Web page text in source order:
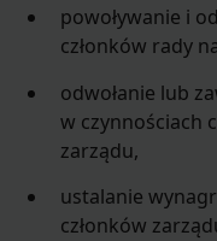
powoływanie i
członków rady
odwołanie lub
w czynnościach
zarządu,
ustalanie
członków